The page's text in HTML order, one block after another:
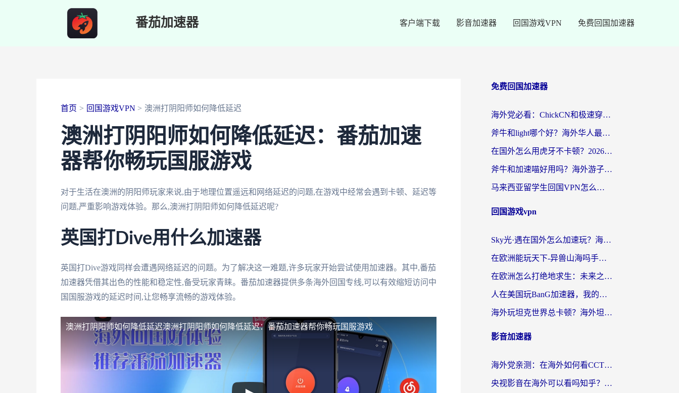
番茄加速器 客户端下载 影音加速器 回国游戏VPN 免费回国加速器
首页 回国游戏VPN 澳洲打阴阳师如何降低延迟
澳洲打阴阳师如何降低延迟：番茄加速
器帮你畅玩国服游戏
对于生活在澳洲的阴阳师玩家来说,由于地理位置遥远和网络延迟的问题,在游戏中经常会遇到卡顿、延迟等
问题,严重影响游戏体验。那么,澳洲打阴阳师如何降低延迟呢?
英国打Dive用什么加速器
英国打Dive游戏同样会遭遇网络延迟的问题。为了解决这一难题,许多玩家开始尝试使用加速器。其中,番茄
加速器凭借其出色的性能和稳定性,备受玩家青睐。番茄加速器提供多条海外回国专线,可以有效缩短访问中
国国服游戏的延迟时间,让您畅享流畅的游戏体验。
澳洲打阴阳师如何降低延迟澳洲打阴阳师如何降低延迟：番茄加速器帮你畅玩国服游戏
免费回国加速器
海外党必看：ChickCN和极速穿梭VPN好用吗？3招教你选对回国加速器无缝刷国内资源
斧牛和light哪个好？海外华人最关心的回国加速器选择难题，一篇讲透
在国外怎么用虎牙不卡顿？2026海外华人亲测有效的回国加速器选择指南
斧牛和加速喵好用吗？海外游子的真实选择困境
马来西亚留学生回国VPN怎么选？3个避坑点+1款实测好用的加速器推荐
回国游戏vpn
Sky光·遇在国外怎么加速玩？海外党亲测有效的国服游戏加速指南
在欧洲能玩天下-异兽山海吗手游？海外玩家的加速器生存指南
在欧洲怎么打绝地求生：未来之役不卡？留学生亲测的加速器避坑指南
人在美国玩BanG加速器，我的延迟终于绿了
海外玩坦克世界总卡顿？海外坦克世界加速器有哪些？实测好用的选择在这里
影音加速器
海外党亲测：在海外如何看CCTV？告别“仅限大陆播放”的实用指南
央视影音在海外可以看吗知乎？留学生亲测：3步解决地域限制+追剧自由